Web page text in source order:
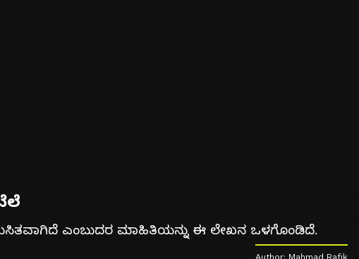
ಎಂಬುದರ ಮಾಹಿತಿಯನ್ನು ಈ ಲೇಖನ ಒಳಗೊಂಡಿದೆ.